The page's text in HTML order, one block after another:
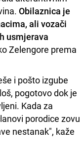
Obilaznica je
ali vozači
usmjerava
Zelengore prema
i pošto izgube
pogotovo dok je
Kada za
porodice zovu
nestanak", kaže